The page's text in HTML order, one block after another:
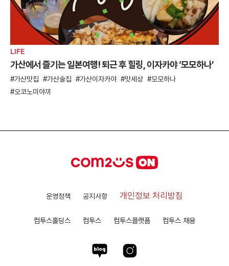
LIFE
가산에서 즐기는 일본여행! 퇴근 후 힐링, 이자카야 ‘모모하나’
가산맛집 가산술집 가산이자카야 맛세상
모모하나
오코노미야끼
운영정책 공지사항 개인정보 처리방침
컴투스홀딩스 컴투스 컴투스플랫폼 컴투스 채용